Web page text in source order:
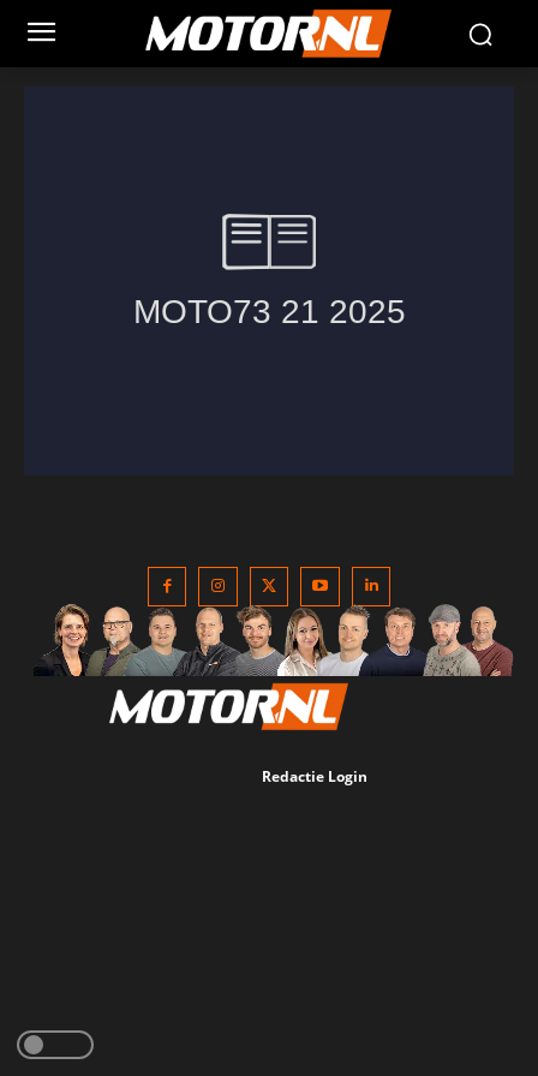
Redactie Login